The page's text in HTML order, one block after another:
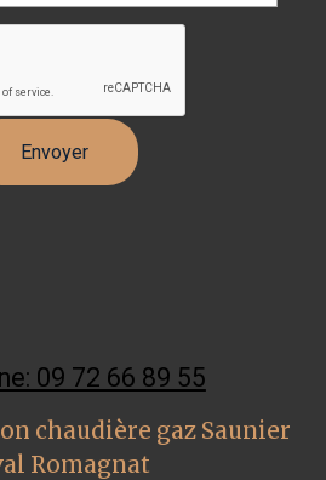
09 72 66 89 55
chaudière gaz Saunier
Romagnat